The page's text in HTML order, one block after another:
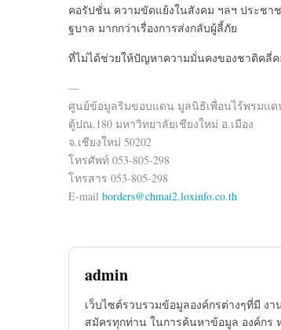
คอรัปชั่น ความขัดแย้งในสังคม ฯลฯ ประชา
ฐบาล มากกว่าเรื่องการส่งกลับผู้ลี้ภัย
ที่ไม่ได้ช่วยให้ปัญหาความมั่นคงของชาติคลี่ค
—
ศูนย์ข้อมูลริมขอบแดน มูลนิธิเพื่อนไร้พรมแด
ตู้ปณ.180 มหาวิทยาลัยเชียงใหม่ อ.เมือง
จ.เชียงใหม่ 50202
โทรศัพท์ 053-805-298
โทรสาร 053-805-298
E-mail borders@chmai2.loxinfo.co.th
admin
เว็บไซต์รวบรวมข้อมูลองค์กรต่างๆที่มี ง
สมัครทุกท่าน ในการค้นหาข้อมูล องค์กร